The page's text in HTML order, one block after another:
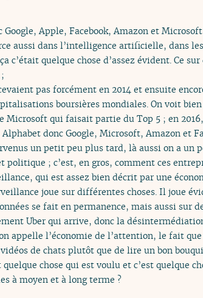
Apple, Facebook, Amazon et
aussi dans l’intelligence artificielle, dans
c’était quelque chose d’assez évident. Ce
pas forcément en 2014 et ensuite
boursières mondiales. On voit
Microsoft qui faisait partie du Top 5 ; en
donc Google, Microsoft, Amazon et
un petit peu plus tard, là aussi on a un
; c’est, en gros, comment ces
qui est assez bien décrit par une
joue sur différentes choses. Il joue
se fait en permanence, mais aussi sur
Uber qui arrive, donc la
appelle l’économie de l’attention, le fait
de chats plutôt que de lire un bon
chose qui est voulu et c’est quelque
à moyen et à long terme ?